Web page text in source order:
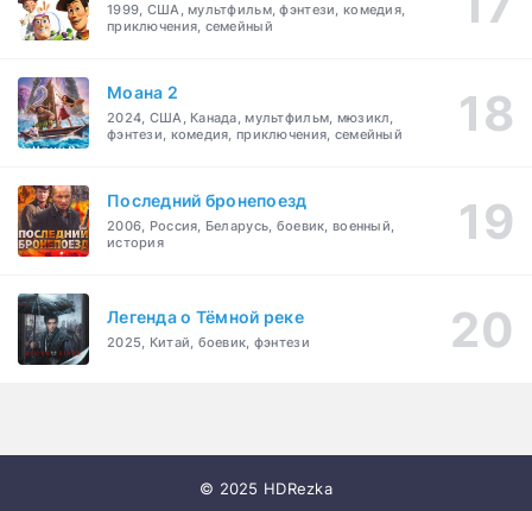
1999, США, мультфильм, фэнтези, комедия,
приключения, семейный
Моана 2
2024, США, Канада, мультфильм, мюзикл,
фэнтези, комедия, приключения, семейный
Последний бронепоезд
2006, Россия, Беларусь, боевик, военный,
история
Легенда о Тёмной реке
2025, Китай, боевик, фэнтези
© 2025 HDRezka